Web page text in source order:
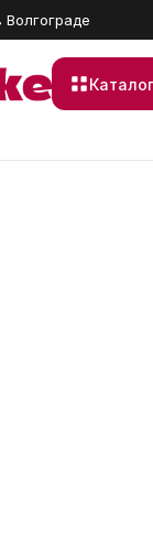
Волгограде
Каталог